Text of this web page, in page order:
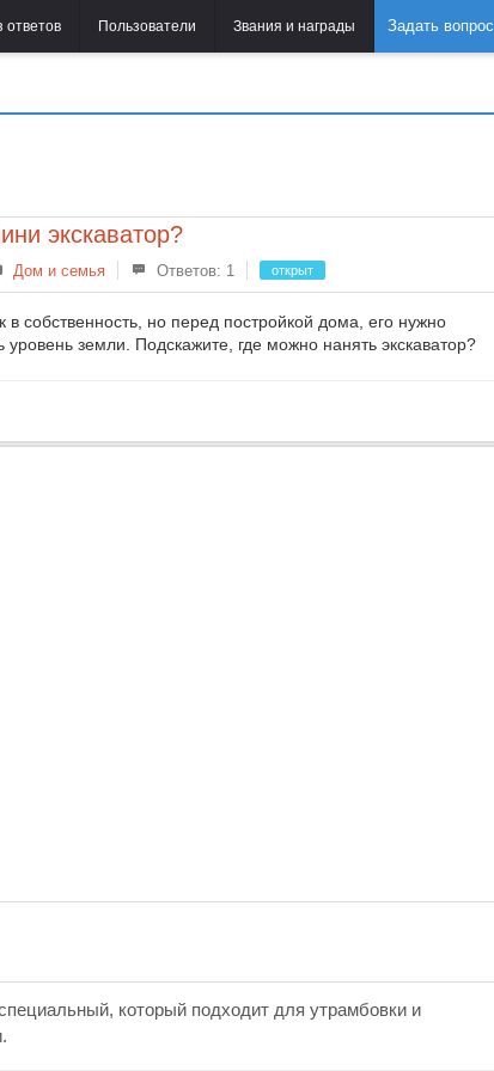
Задать вопрос
ответов Пользователи Звания и награды
экскаватор?
Дом и семья Ответов: 1 открыт
собственность, но перед постройкой дома, его нужно
уровень земли. Подскажите, где можно нанять экскаватор?
который подходит для утрамбовки и